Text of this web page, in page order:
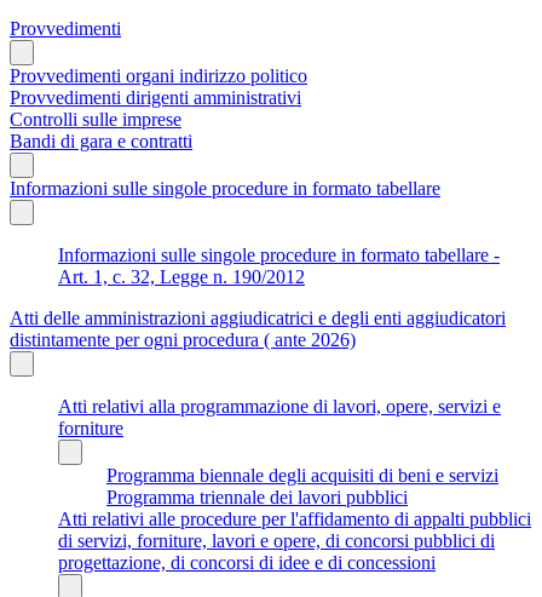
Provvedimenti
Provvedimenti organi indirizzo politico
Provvedimenti dirigenti amministrativi
Controlli sulle imprese
Bandi di gara e contratti
Informazioni sulle singole procedure in formato tabellare
Informazioni sulle singole procedure in formato tabellare -
Art. 1, c. 32, Legge n. 190/2012
Atti delle amministrazioni aggiudicatrici e degli enti aggiudicatori
distintamente per ogni procedura ( ante 2026)
Atti relativi alla programmazione di lavori, opere, servizi e
forniture
Programma biennale degli acquisiti di beni e servizi
Programma triennale dei lavori pubblici
Atti relativi alle procedure per l'affidamento di appalti pubblici
di servizi, forniture, lavori e opere, di concorsi pubblici di
progettazione, di concorsi di idee e di concessioni